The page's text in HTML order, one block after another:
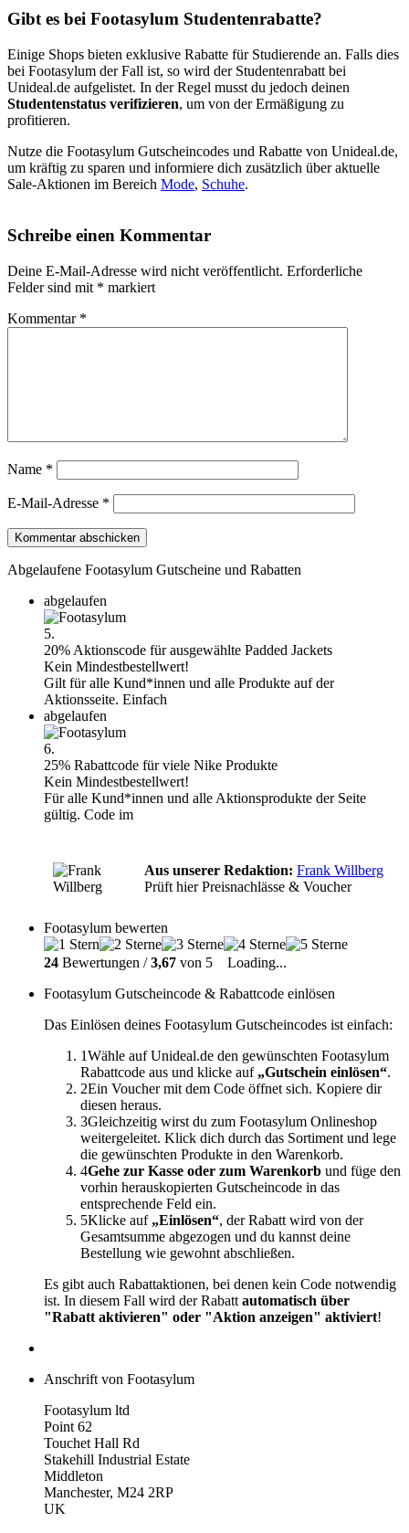
Gibt es bei Footasylum Studentenrabatte?
Einige Shops bieten exklusive Rabatte für Studierende an. Falls dies
bei Footasylum der Fall ist, so wird der Studentenrabatt bei
Unideal.de aufgelistet. In der Regel musst du jedoch deinen
Studentenstatus verifizieren, um von der Ermäßigung zu
profitieren.
Nutze die Footasylum Gutscheincodes und Rabatte von Unideal.de,
um kräftig zu sparen und informiere dich zusätzlich über aktuelle
Sale-Aktionen im Bereich Mode, Schuhe.
Schreibe einen Kommentar
Deine E-Mail-Adresse wird nicht veröffentlicht. Erforderliche
Felder sind mit * markiert
Kommentar *
Name *
E-Mail-Adresse *
Abgelaufene Footasylum Gutscheine und Rabatten
abgelaufen
5.
20% Aktionscode für ausgewählte Padded Jackets
Kein Mindestbestellwert!
Gilt für alle Kund*innen und alle Produkte auf der
Aktionsseite. Einfach
abgelaufen
6.
25% Rabattcode für viele Nike Produkte
Kein Mindestbestellwert!
Für alle Kund*innen und alle Aktionsprodukte der Seite
gültig. Code im
Aus unserer Redaktion: Frank Willberg
Prüft hier Preisnachlässe & Voucher
Footasylum bewerten
24 Bewertungen /3,67 von 5
Loading...
Footasylum Gutscheincode & Rabattcode einlösen
Das Einlösen deines Footasylum Gutscheincodes ist einfach:
1Wähle auf Unideal.de den gewünschten Footasylum
Rabattcode aus und klicke auf „Gutschein einlösen“.
2Ein Voucher mit dem Code öffnet sich. Kopiere dir
diesen heraus.
3Gleichzeitig wirst du zum Footasylum Onlineshop
weitergeleitet. Klick dich durch das Sortiment und lege
die gewünschten Produkte in den Warenkorb.
4Gehe zur Kasse oder zum Warenkorb und füge den
vorhin herauskopierten Gutscheincode in das
entsprechende Feld ein.
5Klicke auf „Einlösen“, der Rabatt wird von der
Gesamtsumme abgezogen und du kannst deine
Bestellung wie gewohnt abschließen.
Es gibt auch Rabattaktionen, bei denen kein Code notwendig
ist. In diesem Fall wird der Rabatt automatisch über
"Rabatt aktivieren" oder "Aktion anzeigen" aktiviert!
Anschrift von Footasylum
Footasylum ltd
Point 62
Touchet Hall Rd
Stakehill Industrial Estate
Middleton
Manchester, M24 2RP
UK